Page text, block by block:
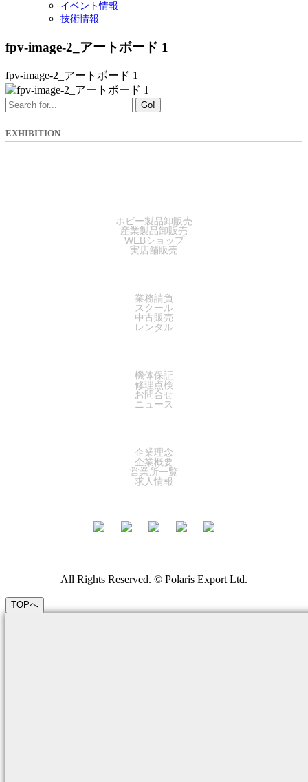
イベント情報
技術情報
fpv-image-2_アートボード 1
fpv-image-2_アートボード 1
Go!
EXHIBITION
ホビー製品卸販売
産業製品卸販売
WEBショップ
実店舗販売
業務請負
スクール
中古販売
レンタル
機体保証
修理点検
お問合せ
ニュース
企業理念
企業概要
営業所一覧
求人情報
All Rights Reserved. © Polaris Export Ltd.
TOPへ